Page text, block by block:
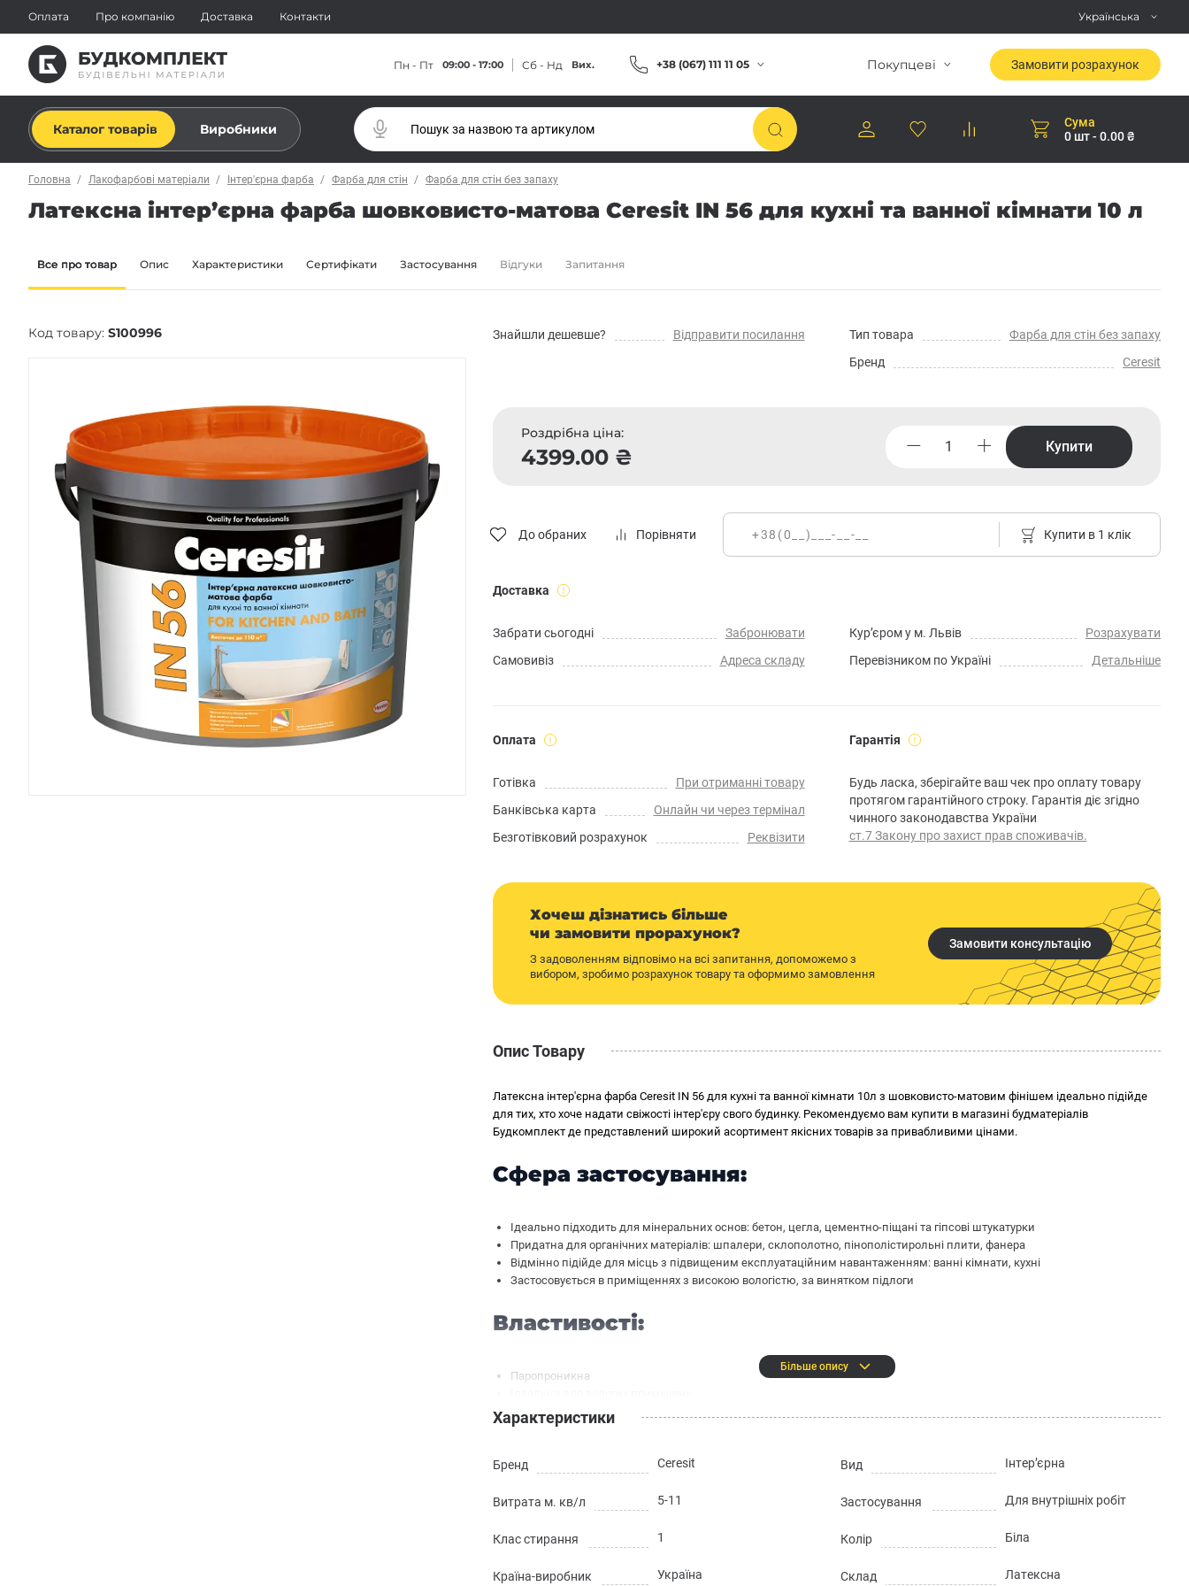
Оплата Про компанію Доставка Контакти Українська
Пн - Пт 09:00 - 17:00 Сб - Нд Вих. +38 (067) 111 11 05 Покупцеві Замовити розрахунок
Каталог товарів Виробники
Сума
0 шт - 0.00 ₴
Головна Лакофарбові матеріали Інтер'єрна фарба Фарба для стін Фарба для стін без запаху
Латексна інтер’єрна фарба шовковисто-матова Ceresit IN 56 для кухні та ванної кімнати 10 л
Все про товар Опис Характеристики Сертифікати Застосування Відгуки Запитання
Код товару: S100996 Знайшли дешевше? Відправити посилання Тип товара
Фарба для стін без запаху
Бренд
Ceresit
Роздрібна ціна:
4399.00 ₴ Купити
До обраних Порівняти Купити в 1 клік
Доставка
Забрати сьогодні
Забронювати
Самовивіз
Адреса складу
Кур’єром у м. Львів
Розрахувати
Перевізником по Україні
Детальніше
Оплата
Готівка
При отриманні товару
Банківська карта
Онлайн чи через термінал
Безготівковий розрахунок
Реквізити
Гарантія
Будь ласка, зберігайте ваш чек про оплату товару
протягом гарантійного строку. Гарантія діє згідно
чинного законодавства України
ст.7 Закону про захист прав споживачів.
Хочеш дізнатись більше
чи замовити прорахунок?
З задоволенням відповімо на всі запитання, допоможемо з
вибором, зробимо розрахунок товару та оформимо замовлення
Замовити консультацію
Опис Товару
Латексна інтер'єрна фарба Ceresit IN 56 для кухні та ванної кімнати 10л з шовковисто-матовим фінішем ідеально підійде
для тих, хто хоче надати свіжості інтер'єру свого будинку. Рекомендуємо вам купити в магазині будматеріалів
Будкомплект де представлений широкий асортимент якісних товарів за привабливими цінами.
Сфера застосування:
Ідеально підходить для мінеральних основ: бетон, цегла, цементно-піщані та гіпсові штукатурки
Придатна для органічних матеріалів: шпалери, склополотно, пінополістирольні плити, фанера
Відмінно підійде для місць з підвищеним експлуатаційним навантаженням: ванні кімнати, кухні
Застосовується в приміщеннях з високою вологістю, за винятком підлоги
Властивості:
Паропроникна
Стійка до вигоряння та інтенсивного вологого стирання
Відсутність різкого запаху
Технічні характеристики:
Склад: водна дисперсія акрилової смоли з мінеральними наповнювачами та пігментами
Щільність: близько 1,45 кг/л
Більше опису
Характеристики
Бренд Ceresit Вид Інтер’єрна
Витрата м. кв/л 5-11 Застосування Для внутрішніх робіт
Клас стирання 1 Колір Біла
Країна-виробник Україна Склад Латексна